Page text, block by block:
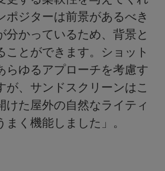
ポジターは前景があるべき
分かっているため、背景と
ことができます。ショット
らゆるアプローチを考慮す
が、サンドスクリーンはこ
けた屋外の自然なライティ
く機能しました」。